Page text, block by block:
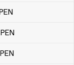
PEN
PEN